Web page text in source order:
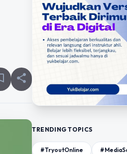
share
TRENDING TOPICS
#TryoutOnline